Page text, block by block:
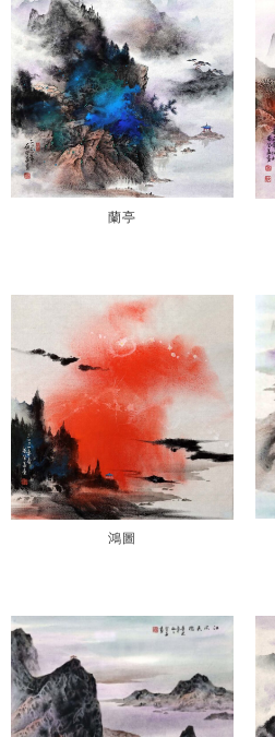
蘭亭
鴻圖